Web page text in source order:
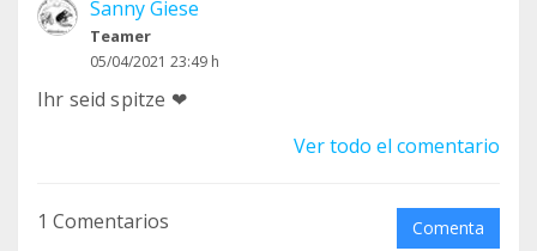
Sanny Giese
Teamer
05/04/2021 23:49 h
Ihr seid spitze ❤
Ver todo el comentario
1 Comentarios Comenta